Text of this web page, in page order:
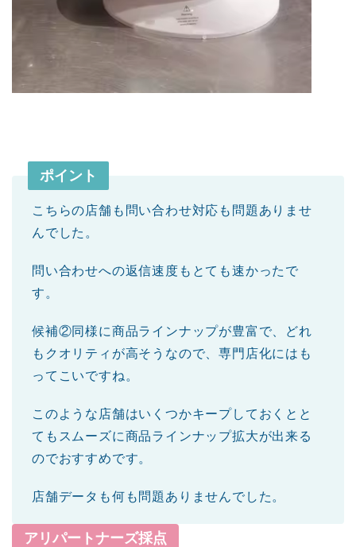
ポイント
こちらの店舗も問い合わせ対応も問題ありませ
んでした。
問い合わせへの返信速度もとても速かったで
す。
候補②同様に商品ラインナップが豊富で、どれ
もクオリティが高そうなので、専門店化にはも
ってこいですね。
このような店舗はいくつかキープしておくとと
てもスムーズに商品ラインナップ拡大が出来る
のでおすすめです。
店舗データも何も問題ありませんでした。
アリパートナーズ採点